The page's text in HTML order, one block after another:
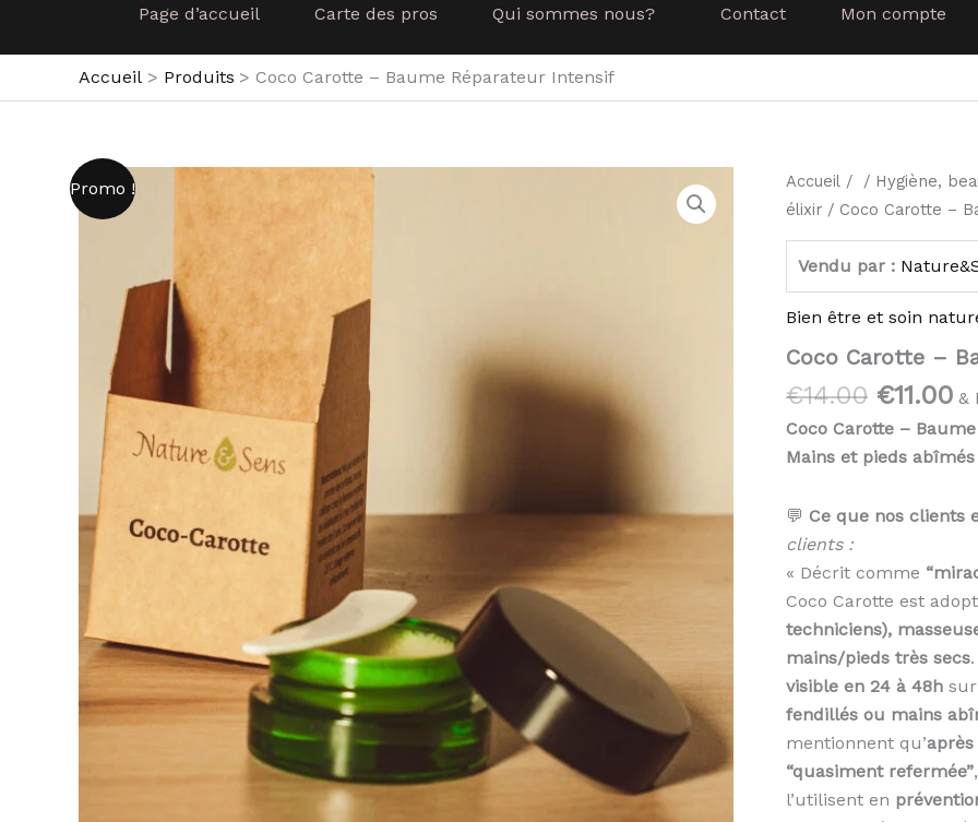
Page d’accueil Carte des pros Qui sommes nous? Contact Mon compte
Accueil Produits Coco Carotte – Baume Réparateur Intensif
Promo ! Accueil / / Hygiène,
élixir / Coco Carotte –
Vendu par :
Bien être et soin
Coco Carotte –
€14.00
Le
prix
initial
était :
€14.00.
€11.00 &
Coco Carotte –
Mains et pieds
💬 Ce que nos clients
clients :
« Décrit comme
Coco Carotte est
techniciens),
mains/pieds très secs
visible en 24 à 48h
fendillés ou mains
mentionnent qu’
“quasiment refermée”
l’utilisent en
quantité
de
Coco
Carotte
Réparateur